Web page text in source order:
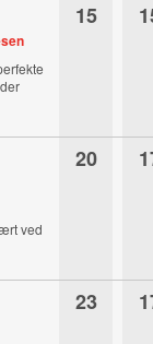
15
ved
20
23